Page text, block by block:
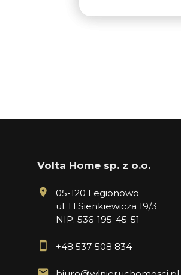
Volta Home sp. z o.o.
05-120 Legionowo
ul. H.Sienkiewicza 19/3
NIP: 536-195-45-51
+48 537 508 834